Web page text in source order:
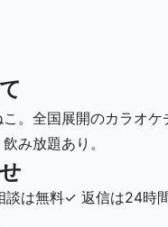
。全国展開のカラオケ
み放題あり。
談は無料✓ 返信は24時